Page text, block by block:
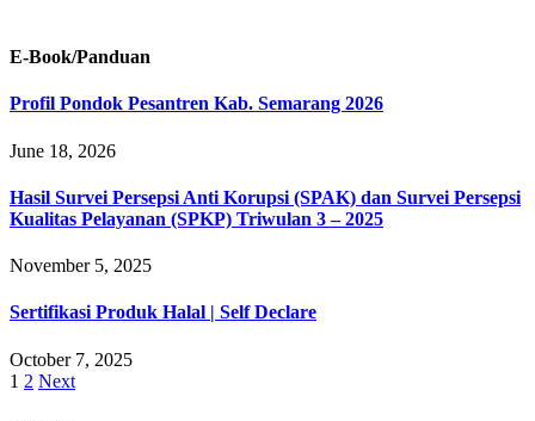
E-Book/Panduan
Profil Pondok Pesantren Kab. Semarang 2026
June 18, 2026
Hasil Survei Persepsi Anti Korupsi (SPAK) dan Survei Persepsi
Kualitas Pelayanan (SPKP) Triwulan 3 – 2025
November 5, 2025
Sertifikasi Produk Halal | Self Declare
October 7, 2025
1 2 Next